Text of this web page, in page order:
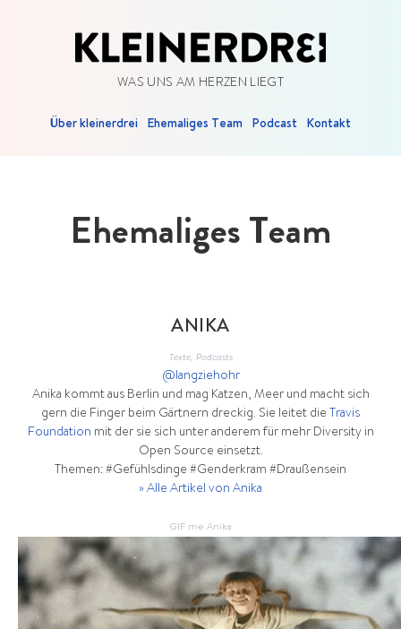
WAS UNS AM HERZEN LIEGT
Über kleinerdrei Ehemaliges Team Podcast Kontakt
Ehemaliges Team
ANIKA
Texte, Podcasts
@langziehohr
Anika kommt aus Berlin und mag Katzen, Meer und macht sich
gern die Finger beim Gärtnern dreckig. Sie leitet die
Travis
Foundation mit der sie sich unter anderem für mehr Diversity in
Open Source einsetzt.
Themen: #Gefühlsdinge #Genderkram #Draußensein
» Alle Artikel von Anika
GIF me Anika